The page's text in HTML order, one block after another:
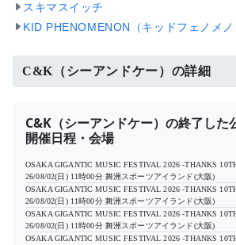
スキマスイッチ
KID PHENOMENON（キッドフェノメノ
C&K（シーアンドケー）の詳細
C&K（シーアンドケー）の終了した
開催日程・会場
OSAKA GIGANTIC MUSIC FESTIVAL 2026 -THANKS
26/08/02(日) 11時00分 舞洲スポーツアイランド(大阪)
OSAKA GIGANTIC MUSIC FESTIVAL 2026 -THANKS
26/08/02(日) 11時00分 舞洲スポーツアイランド(大阪)
OSAKA GIGANTIC MUSIC FESTIVAL 2026 -THANKS
26/08/02(日) 11時00分 舞洲スポーツアイランド(大阪)
OSAKA GIGANTIC MUSIC FESTIVAL 2026 -THANKS